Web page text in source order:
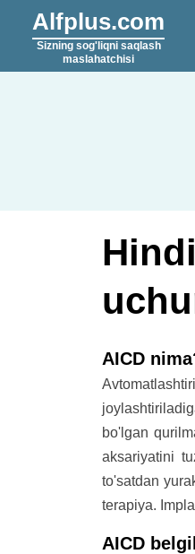
Alfplus.com
Sizning sog'liqni saqlash
maslahatchisi
AICD
bo'lgan
aksariyatini
to'satdan
terapiya.
AICD